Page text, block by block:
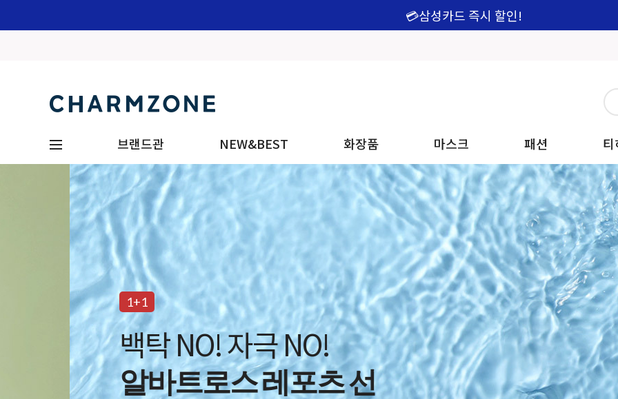
💳삼성카드 즉시 할인!
브랜드관 NEW&BEST 화장품 마스크 패션
1+1
백탁 NO! 자극 NO!
알바트로스 레포츠 선